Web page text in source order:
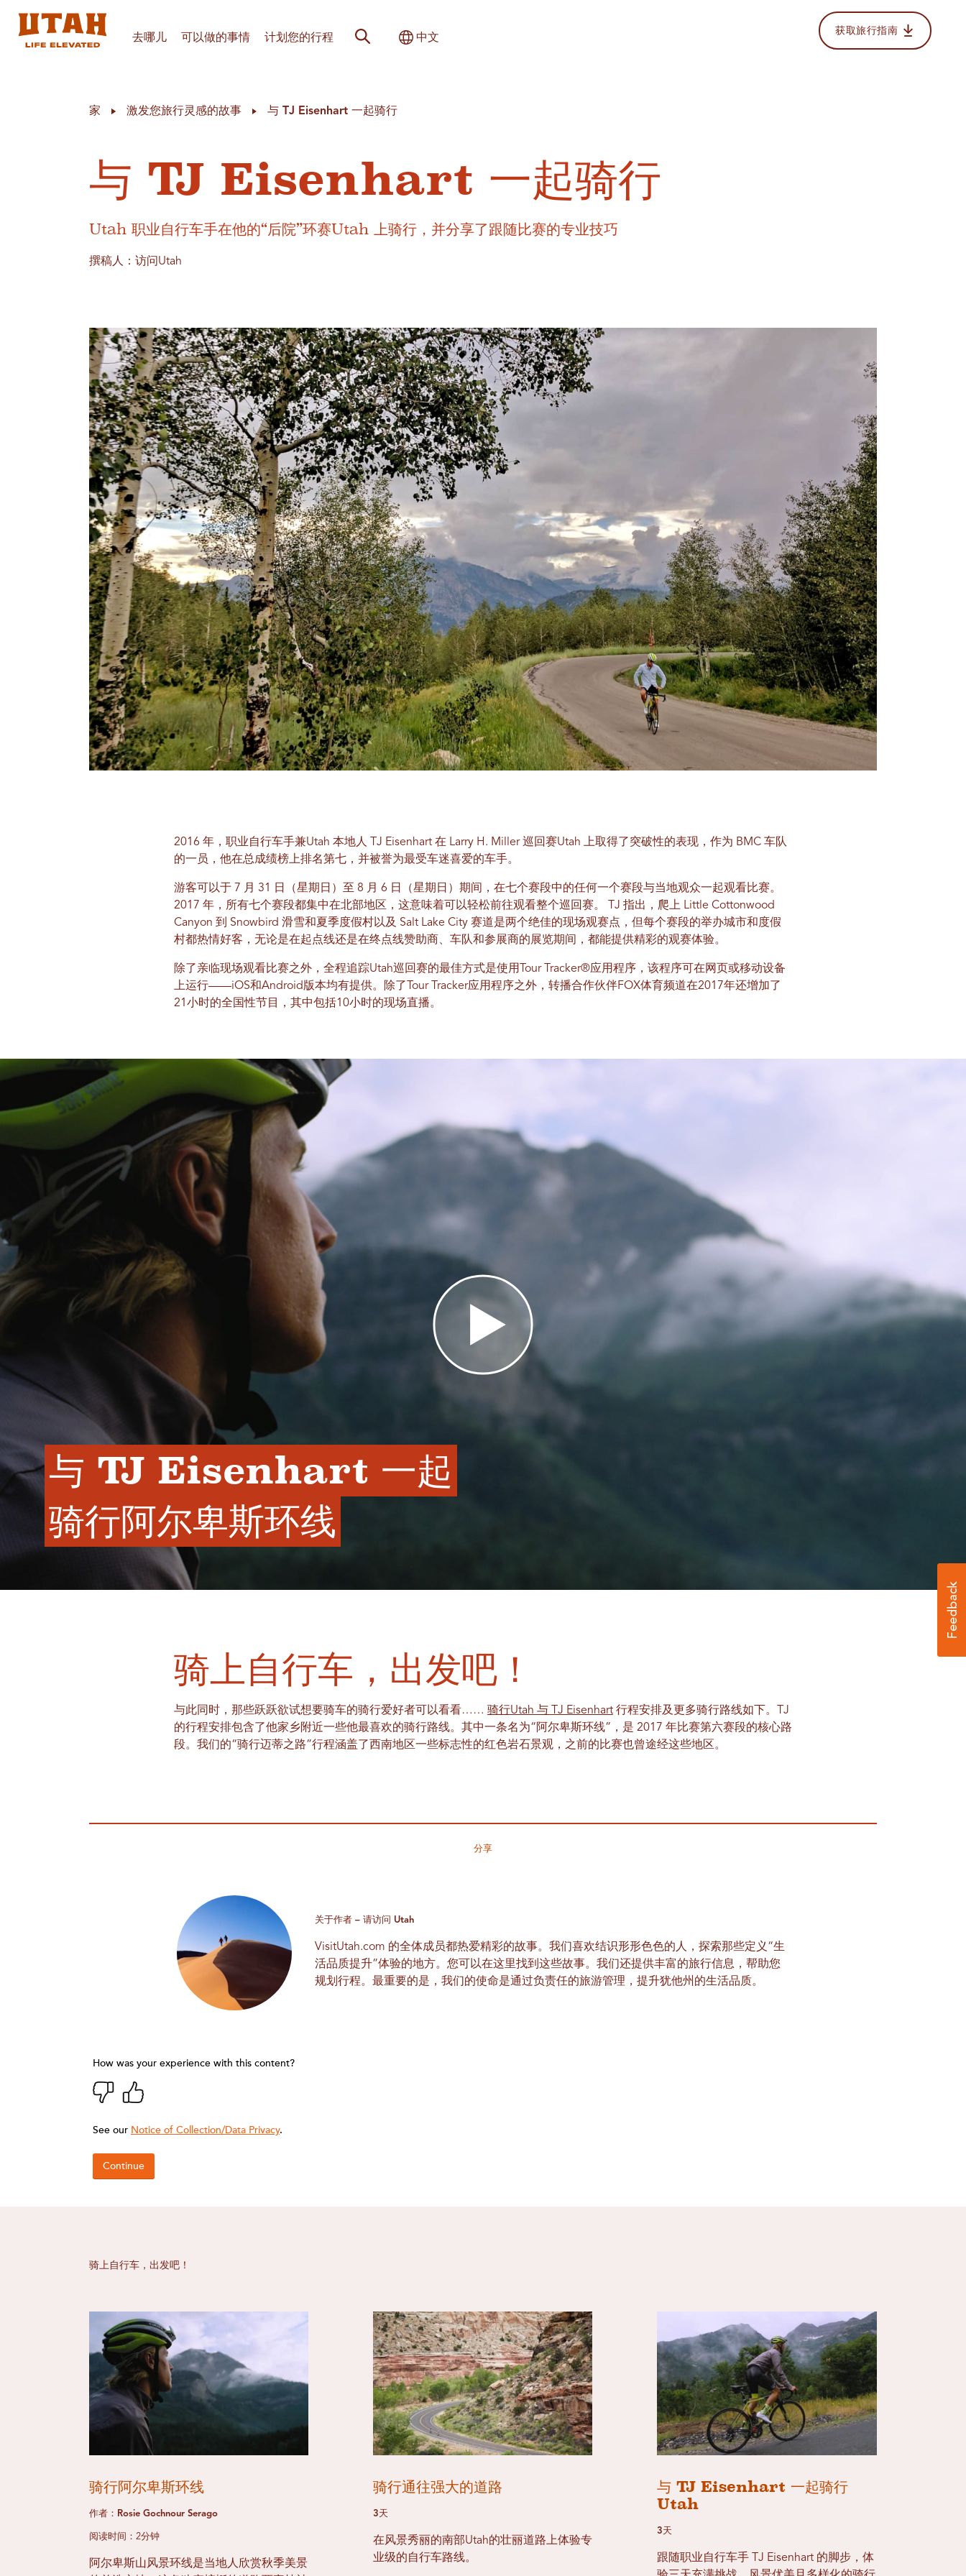
去哪儿 可以做的事情 计划您的行程 网站搜索切换国际
中文 获取旅行指南
家 激发您旅行灵感的故事 与 TJ Eisenhart 一起骑行
与 TJ Eisenhart 一起骑行
Utah 职业自行车手在他的“后院”环赛Utah 上骑行，并分享了跟随比赛的专业技巧
撰稿人：访问Utah
2016 年，职业自行车手兼Utah 本地人 TJ Eisenhart 在 Larry H. Miller 巡回赛Utah 上取得了突破性的表现，作为 BMC 车队
的一员，他在总成绩榜上排名第七，并被誉为最受车迷喜爱的车手。
游客可以于 7 月 31 日（星期日）至 8 月 6 日（星期日）期间，在七个赛段中的任何一个赛段与当地观众一起观看比赛。
2017 年，所有七个赛段都集中在北部地区，这意味着可以轻松前往观看整个巡回赛。 TJ 指出，爬上 Little Cottonwood
Canyon 到 Snowbird 滑雪和夏季度假村以及 Salt Lake City 赛道是两个绝佳的现场观赛点，但每个赛段的举办城市和度假
村都热情好客，无论是在起点线还是在终点线赞助商、车队和参展商的展览期间，都能提供精彩的观赛体验。
除了亲临现场观看比赛之外，全程追踪Utah巡回赛的最佳方式是使用Tour Tracker®应用程序，该程序可在网页或移动设备
上运行——iOS和Android版本均有提供。除了Tour Tracker应用程序之外，转播合作伙伴FOX体育频道在2017年还增加了
21小时的全国性节目，其中包括10小时的现场直播。
与 TJ Eisenhart 一起
骑行阿尔卑斯环线
骑上自行车，出发吧！
与此同时，那些跃跃欲试想要骑车的骑行爱好者可以看看…… 骑行Utah 与 TJ Eisenhart行程安排及更多骑行路线如下。TJ
的行程安排包含了他家乡附近一些他最喜欢的骑行路线。其中一条名为“阿尔卑斯环线”，是 2017 年比赛第六赛段的核心路
段。我们的“骑行迈蒂之路”行程涵盖了西南地区一些标志性的红色岩石景观，之前的比赛也曾途经这些地区。
分享
关于作者 – 请访问 Utah
VisitUtah.com 的全体成员都热爱精彩的故事。我们喜欢结识形形色色的人，探索那些定义“生
活品质提升”体验的地方。您可以在这里找到这些故事。我们还提供丰富的旅行信息，帮助您
规划行程。最重要的是，我们的使命是通过负责任的旅游管理，提升犹他州的生活品质。
骑上自行车，出发吧！
骑行阿尔卑斯环线
作者：Rosie Gochnour Serago
阅读时间：2分钟
阿尔卑斯山风景环线是当地人欣赏秋季美景
骑行通往强大的道路
3天
在风景秀丽的南部Utah的壮丽道路上体验专
业级的自行车路线。
与 TJ Eisenhart 一起骑行
Utah
3天
跟随职业自行车手 TJ Eisenhart 的脚步，体